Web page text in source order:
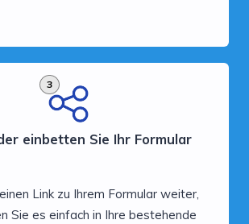
3
einbetten Sie Ihr Formular
Link zu Ihrem Formular weiter,
Sie es einfach in Ihre bestehende